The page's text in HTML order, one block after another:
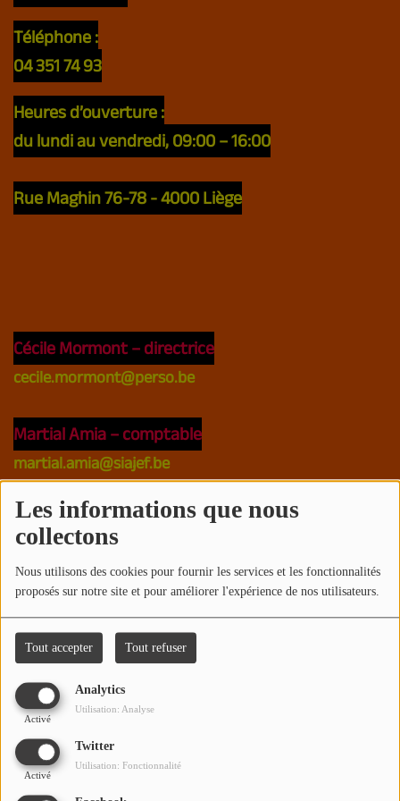
Les informations que nous
collectons
Nous utilisons des cookies pour fournir les services et les fonctionnalités
proposés sur notre site et pour améliorer l'expérience de nos utilisateurs.
Tout accepter Tout refuser
Analytics
Activé
Utilisation: Analyse
Twitter
Activé
Utilisation: Fonctionnalité
RADIO REVERS
LE REGARD DU NORD
Téléphone:
04 351 74 93
Heures d’ouverture:
du lundi au vendredi, 09:00 – 16:00
Rue Maghin 76-78 - 4000 Liège
Cécile Mormont– directrice
cecile.mormont@perso.be
Martial Amia– comptable
martial.amia@siajef.be
Pierre-Nicolas Bourcier– assistant administratif
et animateur
pierrenicolas.bourcier@revers.be
Maud Senden– coordinatrice et animatrice
maud.senden@revers.be
Véronique Renier, animatrice
veronique.renier@revers.be